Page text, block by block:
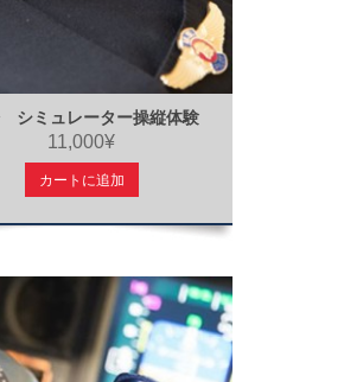
シミュレーター操縦体験
11,000¥
カートに追加